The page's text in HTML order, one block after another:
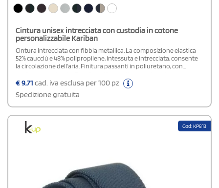
Cintura unisex intrecciata con custodia in cotone
personalizzabile Kariban
Cintura intrecciata con fibbia metallica. La composizione elastica
52% caucciù e 48% polipropilene, intessuta e intrecciata, consente
la circolazione dell'aria. Finitura passanti in poliuretano, con
cuciture a contrasto. Fornita nell'apposita sacca in cotone.
€9,71 cad. iva esclusa per 100 pz
Spedizione gratuita
Cod: KP813